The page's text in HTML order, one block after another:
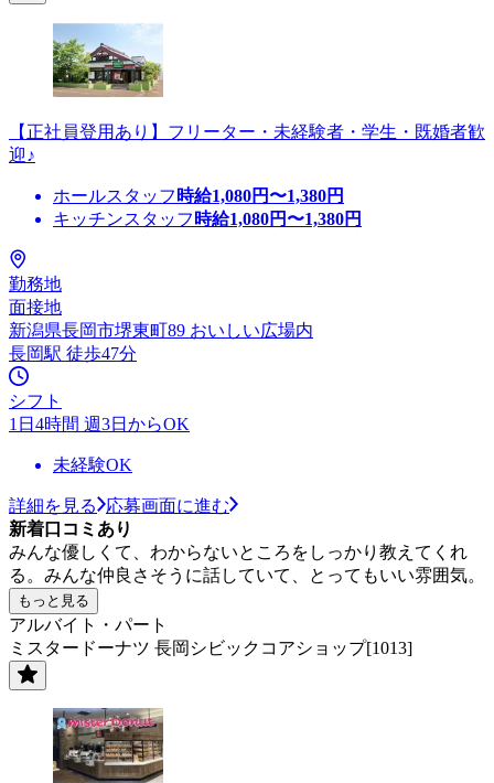
【正社員登用あり】フリーター・未経験者・学生・既婚者歓
迎♪
ホールスタッフ 時給1,080円〜1,380円
キッチンスタッフ 時給1,080円〜1,380円
勤務地
面接地
新潟県長岡市堺東町89 おいしい広場内
長岡駅 徒歩47分
シフト
1日4時間 週3日からOK
未経験OK
詳細を見る
応募画面に進む
新着口コミあり
みんな優しくて、わからないところをしっかり教えてくれ
る。みんな仲良さそうに話していて、とってもいい雰囲気。
もっと見る
アルバイト・パート
ミスタードーナツ 長岡シビックコアショップ[1013]